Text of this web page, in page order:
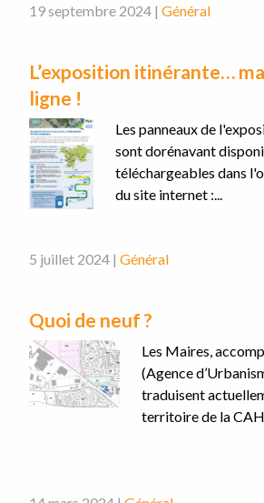
19 septembre 2024 | Général
L’exposition itinérante…
ligne !
Les panneaux de
sont dorénavant
téléchargeables dans
du site internet :...
5 juillet 2024 | Général
Quoi de neuf ?
Les Maires,
(Agence
traduisent
territoire de la